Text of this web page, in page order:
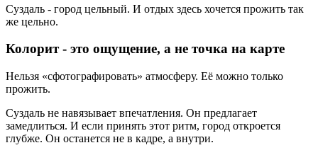
Суздаль - город цельный. И отдых здесь хочется прожить так
же цельно.
Колорит - это ощущение, а не точка на карте
Нельзя «сфотографировать» атмосферу. Её можно только
прожить.
Суздаль не навязывает впечатления. Он предлагает
замедлиться. И если принять этот ритм, город откроется
глубже. Он останется не в кадре, а внутри.